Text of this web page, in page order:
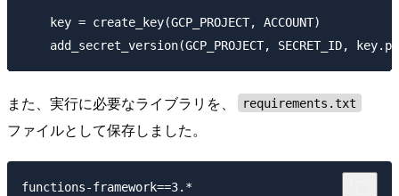
    key = create_key(GCP_PROJECT, ACCOUNT)
また、実行に必要なライブラリを、 requirements.txt
ファイルとして保存しました。
functions-framework==3.*